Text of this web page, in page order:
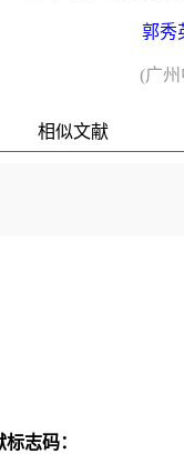
郭秀
(广
相似文献
标志码：